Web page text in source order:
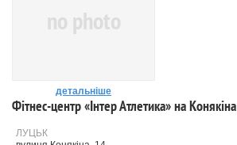
no photo
детальніше
Фітнес-центр «Інтер Атлетика» на Конякіна
ЛУЦЬК